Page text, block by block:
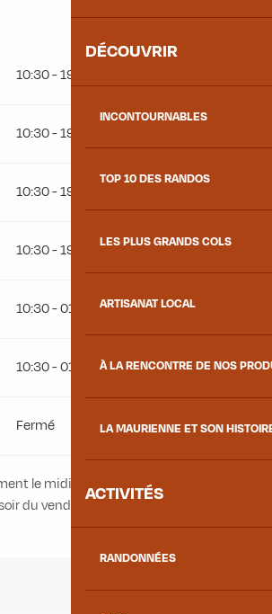
DÉCOUVRIR
INCONTOURNABLES
TOP 10 DES RANDOS
LES PLUS GRANDS COLS
ARTISANAT LOCAL
À LA RENCONTRE DE NOS
LA MAURIENNE ET SON
ACTIVITÉS
RANDONNÉES
10:30 - 19:00
10:30 - 19:00
10:30 - 19:00
10:30 - 19:00
10:30 - 01:00
10:30 - 01:00
Fermé
le midi du lundi au vendredi.
du vendredi soir au samedi soir.